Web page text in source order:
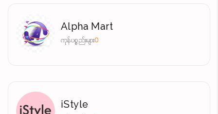
Alpha Mart
ကုန်ပစ္စည်းများ0
iStyle